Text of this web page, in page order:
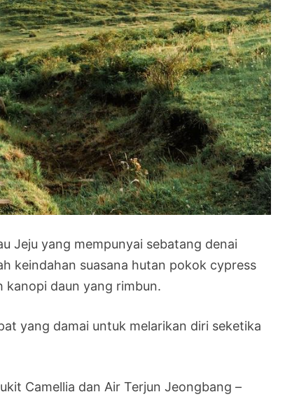
Jeju yang mempunyai sebatang denai
keindahan suasana hutan pokok cypress
kanopi daun yang rimbun.
yang damai untuk melarikan diri seketika
Camellia dan Air Terjun Jeongbang –